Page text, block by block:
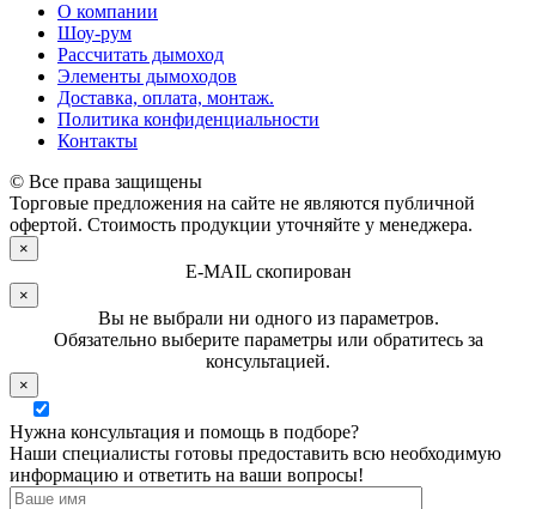
О компании
Шоу-рум
Рассчитать дымоход
Элементы дымоходов
Доставка, оплата, монтаж.
Политика конфиденциальности
Контакты
© Все права защищены
Торговые предложения на сайте не являются публичной
офертой. Стоимость продукции уточняйте у менеджера.
×
E-MAIL скопирован
×
Вы не выбрали ни одного из параметров.
Обязательно выберите параметры или обратитесь за
консультацией.
×
Нужна консультация и помощь в подборе?
Наши специалисты готовы предоставить всю необходимую
информацию и ответить на ваши вопросы!